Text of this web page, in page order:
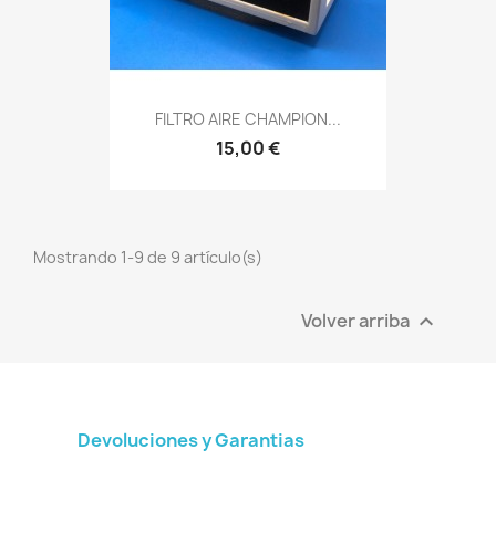
FILTRO AIRE CHAMPION...
15,00 €
Mostrando 1-9 de 9 artículo(s)
Volver arriba 
Devoluciones y Garantias